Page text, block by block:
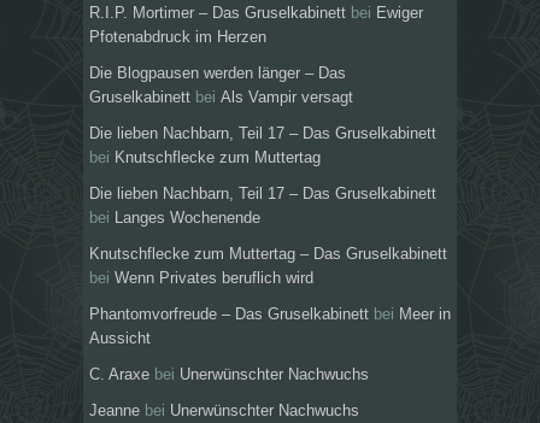
R.I.P. Mortimer – Das Gruselkabinett bei Ewiger
Pfotenabdruck im Herzen
Die Blogpausen werden länger – Das
Gruselkabinett bei Als Vampir versagt
Die lieben Nachbarn, Teil 17 – Das Gruselkabinett
bei Knutschflecke zum Muttertag
Die lieben Nachbarn, Teil 17 – Das Gruselkabinett
bei
Langes Wochenende
Knutschflecke zum Muttertag – Das Gruselkabinett
bei Wenn Privates beruflich wird
Phantomvorfreude – Das Gruselkabinett bei Meer in
Aussicht
C. Araxe bei Unerwünschter Nachwuchs
Jeanne bei Unerwünschter Nachwuchs